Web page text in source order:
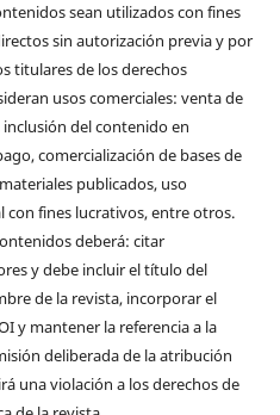
sean utilizados con fines
sin autorización previa y por
titulares de los derechos
usos comerciales: venta de
del contenido en
comercialización de bases de
publicados, uso
fines lucrativos, entre otros.
deberá: citar
y debe incluir el título del
de la revista, incorporar el
y mantener la referencia a la
deliberada de la atribución
una violación a los derechos de